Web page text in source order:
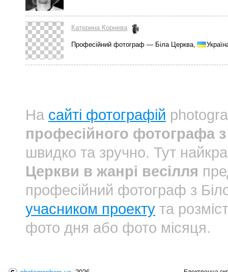
Катерина Корнева
Професійний фотограф — Біла Церква,
На сайті фотографій
професійного фотографа
швидко та зручно. Тут
Церкви в жанрі весілля
професійний фотограф з
учасником проекту та
фото дня або фото місяця.